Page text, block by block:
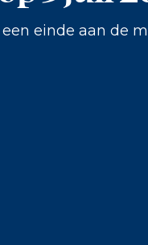
einde aan de